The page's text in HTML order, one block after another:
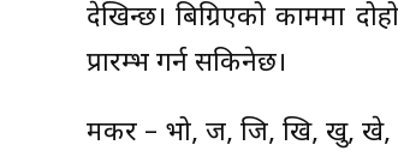
देखिन्छ। बिग्रिएको काममा
प्रारम्भ गर्न सकिनेछ।
मकर – भो, ज, जि, खि, खु, खे,